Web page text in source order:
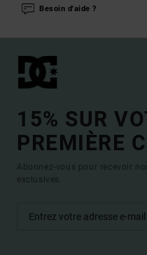
Besoin d'aide ?
15% SUR
PREMIÈRE
Abonnez-vous pour recevoir
exclusives.